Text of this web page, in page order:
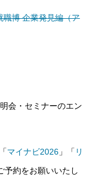
職博 企業発見編（ア
会・セミナーのエン
マイナビ2026 」「 リ
予約をお願いいたし